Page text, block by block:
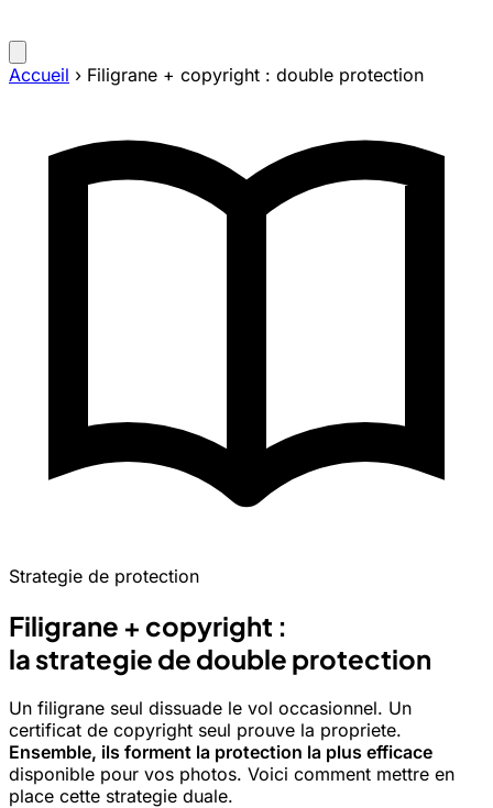
Accueil › Filigrane + copyright : double protection
Strategie de protection
Filigrane + copyright :
la strategie de double protection
Un filigrane seul dissuade le vol occasionnel. Un
certificat de copyright seul prouve la propriete.
Ensemble, ils forment la protection la plus efficace
disponible pour vos photos. Voici comment mettre en
place cette strategie duale.